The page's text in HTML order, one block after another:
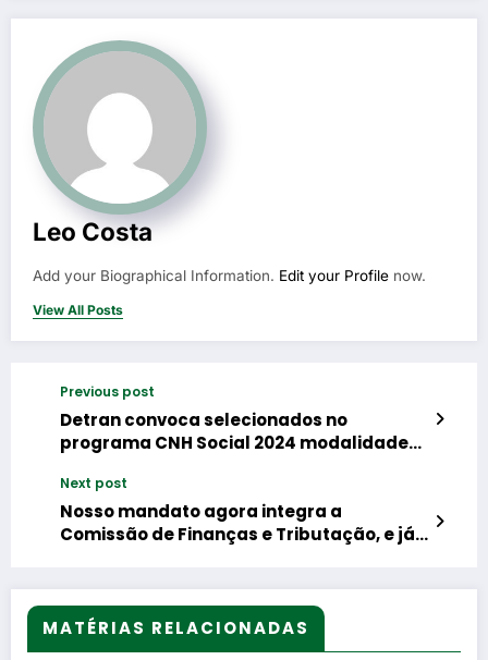
Leo Costa
Add your Biographical Information. Edit your Profile now.
View All Posts
Previous post
Detran convoca selecionados no
programa CNH Social 2024 modalidade
Next post
Nosso mandato agora integra a
Comissão de Finanças e Tributação, e já
profissionais da antiga Sucam.
MATÉRIAS RELACIONADAS